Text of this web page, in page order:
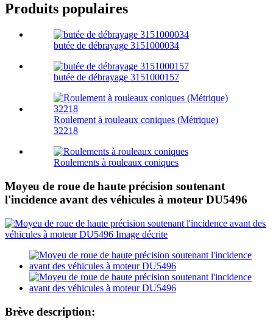
Produits populaires
butée de débrayage 3151000034
butée de débrayage 3151000157
Roulement à rouleaux coniques (Métrique)
32218
Roulements à rouleaux coniques
Moyeu de roue de haute précision soutenant
l'incidence avant des véhicules à moteur DU5496
Brève description: